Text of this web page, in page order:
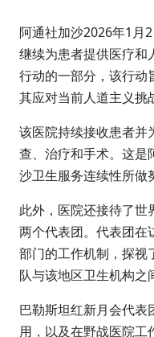
阿通社加沙2026年1月
继续为患者提供医疗和
行动的一部分，该行动
其应对当前人道主义挑
该医院持续接收患者并
查、治疗和手术。这是
沙卫生服务连续性所做
此外，医院还接待了世
两个代表团。代表团在
部门的工作机制，探视
队与该地区卫生机构之
巴勒斯坦红新月会代表
用，以及在野战医院工